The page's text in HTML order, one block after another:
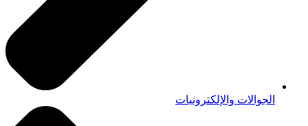
الجوالات والإلكترونيات